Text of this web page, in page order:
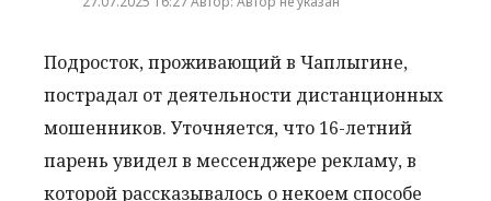
Подросток, проживающий в Чаплыгине,
пострадал от деятельности дистанционных
мошенников. Уточняется, что 16-летний
парень увидел в мессенджере рекламу, в
которой рассказывалось о некоем способе